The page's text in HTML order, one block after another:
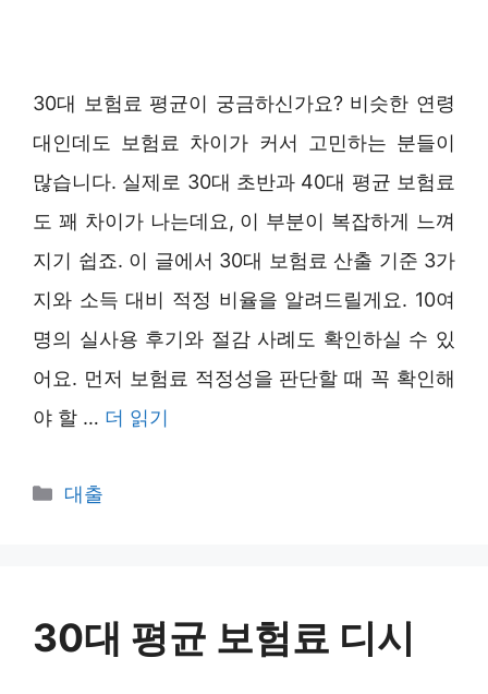
30대 보험료 평균이 궁금하신가요? 비슷한 연령
대인데도 보험료 차이가 커서 고민하는 분들이
많습니다. 실제로 30대 초반과 40대 평균 보험료
도 꽤 차이가 나는데요, 이 부분이 복잡하게 느껴
지기 쉽죠. 이 글에서 30대 보험료 산출 기준 3가
지와 소득 대비 적정 비율을 알려드릴게요. 10여
명의 실사용 후기와 절감 사례도 확인하실 수 있
어요. 먼저 보험료 적정성을 판단할 때 꼭 확인해
야 할 … 더 읽기
카
대출
30대 평균 보험료 디시